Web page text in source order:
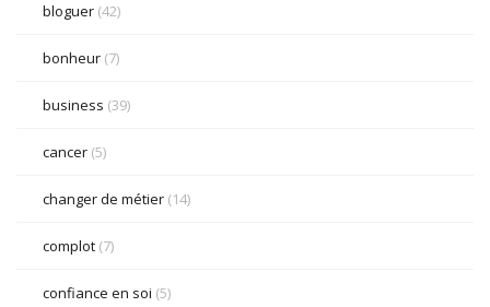
bloguer (42)
bonheur (7)
business (39)
cancer (5)
changer de métier (14)
complot (7)
confiance en soi (5)